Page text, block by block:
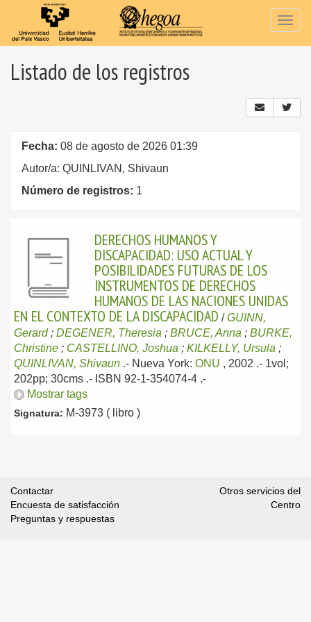
Listado de los registros
Fecha: 08 de agosto de 2026 01:39
Autor/a: QUINLIVAN, Shivaun
Número de registros: 1
DERECHOS HUMANOS Y
DISCAPACIDAD: USO ACTUAL Y
POSIBILIDADES FUTURAS DE LOS
INSTRUMENTOS DE DERECHOS
HUMANOS DE LAS NACIONES UNIDAS
EN EL CONTEXTO DE LA DISCAPACIDAD /GUINN,
Gerard; DEGENER, Theresia ; BRUCE, Anna ; BURKE,
Christine ; CASTELLINO, Joshua ; KILKELLY, Ursula ;
QUINLIVAN, Shivaun .- Nueva York: ONU , 2002 .- 1vol;
202pp; 30cms .- ISBN 92-1-354074-4 .-
Mostrar tags
Signatura: M-3973 ( libro )
Contactar
Encuesta de satisfacción
Preguntas y respuestas
Otros servicios del
Centro